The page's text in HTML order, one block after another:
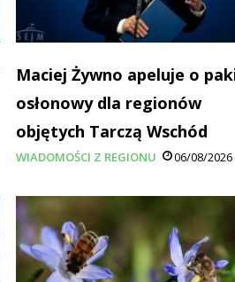
Maciej Żywno apeluje o
osłonowy dla regionów
objętych Tarczą Wschód
WIADOMOŚCI Z REGIONU 06/08/2026